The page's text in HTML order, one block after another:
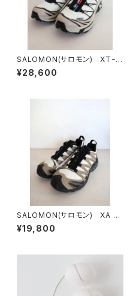
SALOMON(サロモン) XTｰ6
VanilaIce/Black/SilverClo
ud
¥28,600
SALOMON(サロモン) XA P
RO 3D SILVER SAGE/VANI
LLA ICE/BISTRO GREEN
¥19,800